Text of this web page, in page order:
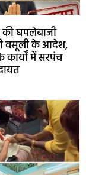
घपलेबाजी
वसूली के आदेश,
कार्यों में सरपंच